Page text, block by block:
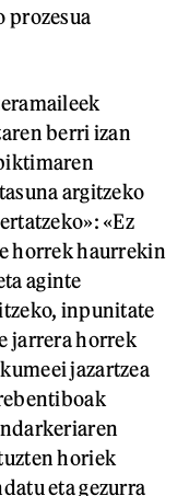
prozesua
berri izan
argitzeko
«Ez
horrek haurrekin
aginte
inpunitate
jarrera horrek
jazartzea
horiek
eta gezurra